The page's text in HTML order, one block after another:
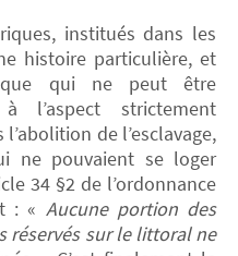
institués dans les
histoire particulière, et
qui ne peut être
l’aspect strictement
de l’esclavage,
ne pouvaient se loger
34 §2 de l’ordonnance
: « Aucune portion des
réservés sur le littoral ne